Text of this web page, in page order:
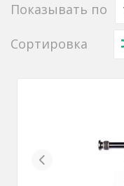
Показывать по
Сортировка
Previous